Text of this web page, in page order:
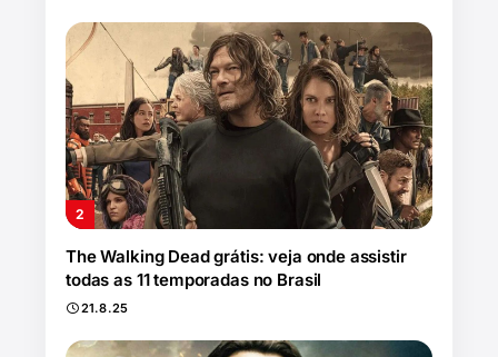
The Walking Dead grátis: veja onde assistir
todas as 11 temporadas no Brasil
21.8.25